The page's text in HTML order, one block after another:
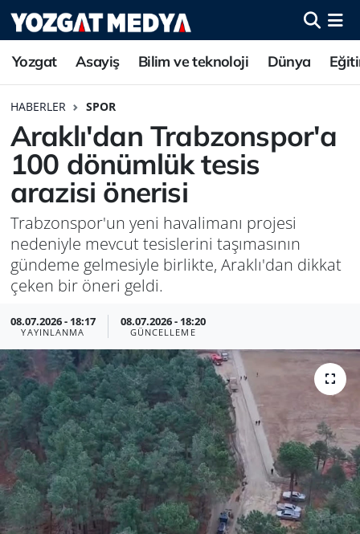
Yozgat Asayiş Bilim ve teknoloji Dünya
HABERLER SPOR
Araklı'dan Trabzonspor'a
100 dönümlük tesis
arazisi önerisi
Trabzonspor'un yeni havalimanı projesi
nedeniyle mevcut tesislerini taşımasının
gündeme gelmesiyle birlikte, Araklı'dan dikkat
çeken bir öneri geldi.
08.07.2026 - 18:17
YAYINLANMA
08.07.2026 - 18:20
GÜNCELLEME